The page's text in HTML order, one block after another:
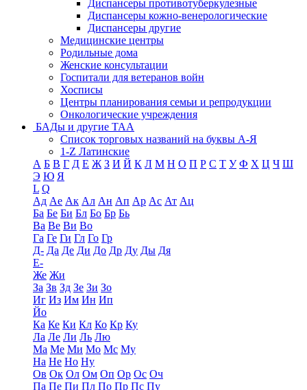
Диспансеры противотуберкулезные
Диспансеры кожно-венерологические
Диспансеры другие
Медицинские центры
Родильные дома
Женские консультации
Госпитали для ветеранов войн
Хосписы
Центры планирования семьи и репродукции
Онкологические учреждения
БАДы и другие ТАА
Список торговых названий на буквы А-Я
1-Z Латинские
А Б В Г Д Е Ж З И Й К Л М Н О П Р С Т У Ф Х Ц Ч Ш
Э Ю Я
L Q
Ад Ае Ак Ал Ан Ап Ар Ас Ат Ац
Ба Бе Би Бл Бо Бр Бь
Ва Ве Ви Во
Га Ге Ги Гл Го Гр
Д- Да Де Ди До Др Ду Ды Дя
Е-
Же Жи
За Зв Зд Зе Зи Зо
Иг Из Им Ин Ип
Йо
Ка Ке Ки Кл Ко Кр Ку
Ла Ле Ли Ль Лю
Ма Ме Ми Мо Мс Му
На Не Но Ну
Ов Ок Ол Ом Оп Ор Ос Оч
Па Пе Пи Пл По Пр Пс Пу